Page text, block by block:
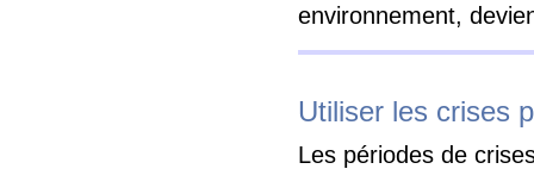
environnement,
Utiliser les crises
Les périodes de